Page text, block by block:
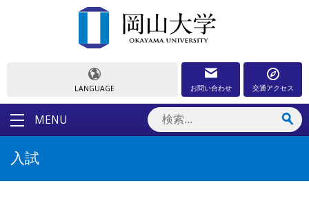
LANGUAGE お問い合わせ 交通アクセス
MENU
入試